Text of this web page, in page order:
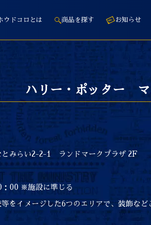
ウドコロとは 商品を探す お知らせ
ハリー・ポッター マ
とみらい2-2-1 ランドマークプラザ 2F
：00 ※施設に準じる
をイメージした6つのエリアで、装飾な